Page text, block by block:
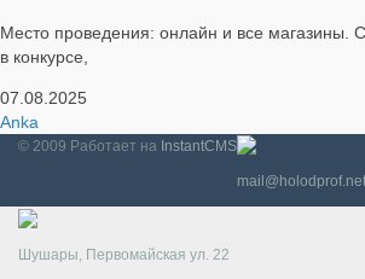
Место проведения: онлайн и все магазины.
в конкурсе,
07.08.2025
Anka
© 2009 Работает на InstantCMS
mail@holodprof.net
Шушары, Первомайская ул. 22